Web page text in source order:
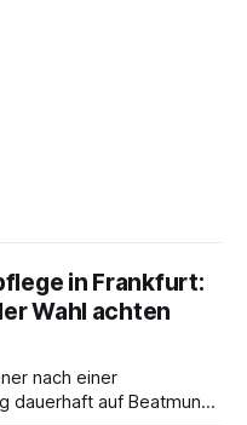
in Frankfurt:
Wahl achten
nach einer
dauerhaft auf Beatmung